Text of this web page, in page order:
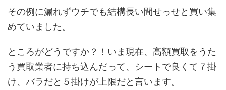
その例に漏れずウチでも結構長い間せっせと買い集
めていました。
ところがどうですか？！いま現在、高額買取をうた
う買取業者に持ち込んだって、シートで良くて７掛
け、バラだと５掛けが上限だと言います。